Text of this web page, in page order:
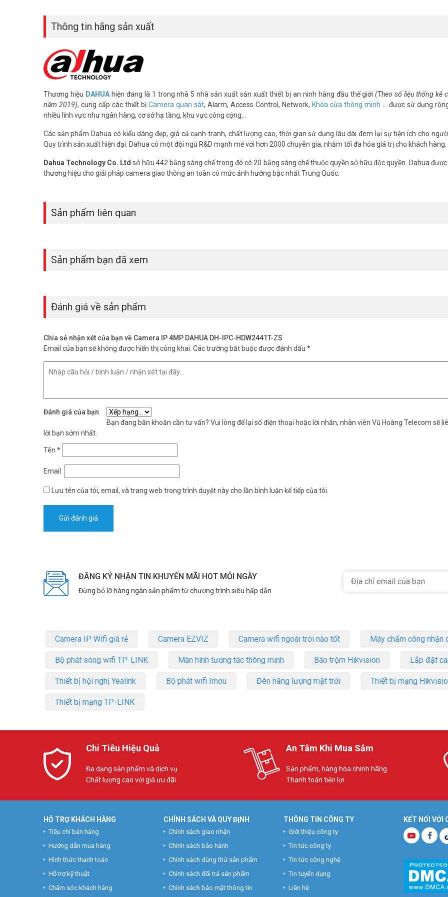
– Nhiệt độ hoạt động: -30° C ~ +60° C.
– Chất liệu kim loại
– Kích thước: 108.3 mm × Φ122 mm
– Trọng lượng: 0.69kg
– Xuất xứ: Trung Quốc.
– Bảo hành: 36 tháng.
Câu hỏi thường gặp về camera DH-IPC-HDW2441T-ZS(FAQ)
1. Camera DAHUA DH-IPC-HDW2441T-ZS có chống nước không?
Có. Sản phẩm đạt chuẩn IP67, chống bụi và chịu được mưa, phù hợp lắp ngoài trời.
2. Camera này có thể ghi hình vào ban đêm không?
Có. Hồng ngoại tầm xa 40m giúp quan sát rõ ngay cả trong bóng tối hoàn toàn.
3. WizSense SMD Plus có tác dụng gì?
WizSense SMD Plus giúp nhận dạng chính xác người và phương tiện, giảm báo động giả từ vật thể khác.
Rất đơn giản nhờ hỗ trợ PoE, chỉ cần một cáp mạng để truyền cả dữ liệu và điện.
5. Camera này có lưu trữ trên thẻ nhớ không?
Với sự kết hợp giữa hình ảnh sắc nét, công nghệ AI thông minh và khả năng hoạt động ổn định, DAHUA DH-IPC-HDW2441T-ZS là
an ninh đáng giá cho gia đình và doanh nghiệp nhỏ. Liên hệ ngay Vũ Hoàng Telecom để nhận tư vấn và báo giá ưu đãi hôm nay.
thêm thông tin tại
Thông tin hãng sản xuất
Thương hiệu DAHUAhiện đang là 1 trong nhà 5 nhà sản xuất sản xuất thiết bị an ninh hàng đầu thế giới(Theo số liệu thống kê
năm 2019), cung cấp các thiết bị Camera quan sát, Alarm, Access Control, Network, Khóa cửa thông minh … được sử dụng
nhiều lĩnh vực như ngân hàng, cơ sở hạ tầng, khu vực công cộng…
Các sản phẩm Dahua có kiểu dáng đẹp, giá cả cạnh tranh, chất lượng cao, thời gian sử dụng lâu dài đem lại sự tiện ích cho
Quy trình sản xuất hiện đại. Dahua có một đội ngũ R&D mạnh mẽ với hơn 2000 chuyên gia, nhằm tối đa hóa giá trị cho khách hàng.
Dahua Technology Co. Ltd sở hữu 442 bằng sáng chế trong đó có 20 bằng sáng chế thuộc quyền sở hữu độc quyền. Dahua được
thương hiệu cho giải pháp camera giao thông an toàn có mức ảnh hưởng bậc nhất Trung Quốc.
Sản phẩm liên quan
Sản phẩm bạn đã xem
Đánh giá về sản phẩm
Chia sẻ nhận xét của bạn về Camera IP 4MP DAHUA DH-IPC-HDW2441T-ZS
Email của bạn sẽ không được hiển thị công khai. Các trường bắt buộc được đánh dấu *
Đánh giá của bạn
Bạn đang băn khoăn cần tư vấn? Vui lòng để lại số điện thoại hoặc lời nhắn, nhân viên Vũ Hoàng Telecom sẽ
lời bạn sớm nhất.
Tên *
Email
Lưu tên của tôi, email, và trang web trong trình duyệt này cho lần bình luận kế tiếp của tôi.
ĐĂNG KÝ NHẬN TIN KHUYẾN MÃI HOT MỖI NGÀY
Đừng bỏ lỡ hàng ngàn sản phẩm từ chương trình siêu hấp dẫn
Camera IP Wifi giá rẻ Camera EZVIZ Camera wifi ngoài trời nào tốt Máy chấm công nhận
Bộ phát sóng wifi TP-LINK Màn hình tương tác thông minh Báo trộm Hikvision Lắp đặt
Thiết bị hội nghị Yealink Bộ phát wifi Imou Đèn năng lượng mặt trời Thiết bị mạng
Thiết bị mạng TP-LINK
Chi Tiêu Hiệu Quả
Đa dạng sản phẩm và dịch vụ
Chất lượng cao với giá ưu đãi
An Tâm Khi Mua Sắm
Sản phẩm, hàng hóa chính hãng
Thanh toán tiện lợi
KẾT NỐI VỚI
HỖ TRỢ KHÁCH HÀNG
Tiêu chí bán hàng
Hướng dẫn mua hàng
Hình thức thanh toán
Hỗ trợ kỹ thuật
Chăm sóc khách hàng
CHÍNH SÁCH VÀ QUY ĐỊNH
Chính sách giao nhận
Chính sách bảo hành
Chính sách dùng thử sản phẩm
Chính sách đổi trả sản phẩm
Chính sách bảo mật thông tin
THÔNG TIN CÔNG TY
Giới thiệu công ty
Tin tức công ty
Tin tức công nghệ
Tin tuyển dụng
Liên hệ